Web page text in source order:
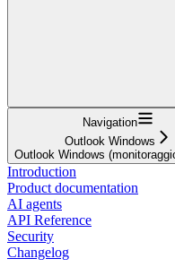
Navigation
Outlook Windows
Outlook Windows
Introduction
Product documentation
AI agents
API Reference
Security
Changelog